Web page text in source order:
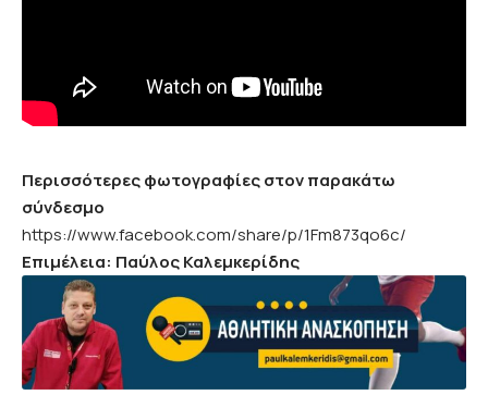
Περισσότερες φωτογραφίες στον παρακάτω
σύνδεσμο
https://www.facebook.com/share/p/1Fm873qo6c/
Eπιμέλεια: Παύλος Καλεμκερίδης